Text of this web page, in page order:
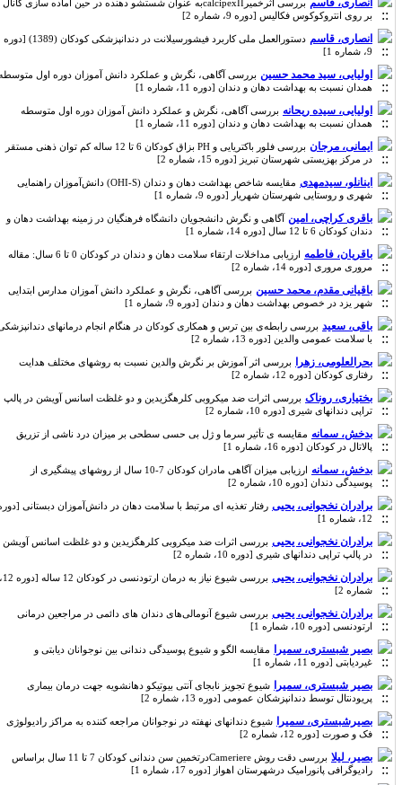
انصاری، قاسم
بررسی اثرخمیرcalcipexIIبه عنوان شستشو دهنده در حین آماده سازی کانال
بر روی انتروکوکوس فکالیس [دوره 9، شماره 2]
انصاری، قاسم
دستورالعمل ملی کاربرد فیشورسیلانت در دندانپزشکی کودکان (1389) [دوره
9، شماره 1]
اولیایی، سید محمد حسین بررسی آگاهی، نگرش و عملکرد دانش آموزان دوره اول متوسطه
همدان نسبت به بهداشت دهان و دندان [دوره 11، شماره 1]
اولیایی، سیده ریحانه بررسی آگاهی، نگرش و عملکرد دانش آموزان دوره اول متوسطه
همدان نسبت به بهداشت دهان و دندان [دوره 11، شماره 1]
ایمانی، مرجان
بررسی فلور باکتریایی و PH بزاق کودکان 6 تا 12 ساله کم توان ذهنی مستقر
در مرکز بهزیستی شهرستان تبریز [دوره 15، شماره 2]
اینانلو، سیدمهدی
مقایسه شاخص بهداشت دهان و دندان (OHI-S) دانش‌آموزان راهنمایی
شهری و روستایی شهرستان شهریار [دوره 9، شماره 1]
باقری کراچی، امین آگاهی و نگرش دانشجویان دانشگاه فرهنگیان در زمینه بهداشت دهان و
دندان کودکان 6 تا 12 سال [دوره 14، شماره 1]
باقریان، فاطمه
ارزیابی مداخلات ارتقاء سلامت دهان و دندان در کودکان 0 تا 6 سال: مقاله
مروری مروری [دوره 14، شماره 2]
باقیانی مقدم، محمد حسین بررسی آگاهی، نگرش و عملکرد دانش آموزان مدارس ابتدایی
شهر یزد در خصوص بهداشت دهان و دندان [دوره 9، شماره 1]
باقی، سعید بررسی رابطه‌ی بین ترس و همکاری کودکان در هنگام انجام درمانهای دندانپزشکی
با سلامت عمومی والدین [دوره 13، شماره 2]
بحرالعلومی، زهرا بررسی اثر آموزش بر نگرش والدین نسبت به روشهای مختلف هدایت
رفتاری کودکان [دوره 12، شماره 2]
بختیاری، روناک بررسی اثرات ضد میکروبی کلرهگزیدین و دو غلظت اسانس آویشن در پالپ
تراپی دندانهای شیری [دوره 10، شماره 2]
بدخش، سمانه مقایسه ی تأثیر سرما و ژل بی حسی سطحی بر میزان درد ناشی از تزریق
پالاتال در کودکان [دوره 16، شماره 1]
بدخش، سمانه
ارزیابی میزان آگاهی مادران کودکان 7-10 سال از روشهای پیشگیری از
پوسیدگی دندان [دوره 10، شماره 2]
برادران نخجوانی، یحیی رفتار تغذیه ای مرتبط با سلامت دهان در دانش‌آموزان دبستانی [دوره
12، شماره 1]
برادران نخجوانی، یحیی بررسی اثرات ضد میکروبی کلرهگزیدین و دو غلظت اسانس آویشن
در پالپ تراپی دندانهای شیری [دوره 10، شماره 2]
برادران نخجوانی، یحیی
بررسی شیوع نیاز به درمان ارتودنسی در کودکان 12 ساله [دوره 12،
شماره 2]
برادران نخجوانی، یحیی بررسی شیوع آنومالی‌های دندان های دائمی در مراجعین درمانی
ارتودنسی [دوره 10، شماره 1]
بصیر شبستری، سمیرا مقایسه الگو و شیوع پوسیدگی دندانی بین نوجوانان دیابتی و
غیردیابتی [دوره 11، شماره 1]
بصیر شبستری، سمیرا شیوع تجویز نابجای آنتی بیوتیکو دهانشویه جهت درمان بیماری
پریودنتال توسط دندانپزشکان عمومی [دوره 13، شماره 2]
بصیرشبستری، سمیرا شیوع دندانهای نهفته در نوجوانان مراجعه کننده به مراکز رادیولوژی
فک و صورت [دوره 12، شماره 2]
بصیر، لیلا
بررسی دقت روش Cameriereدرتخمین سن دندانی کودکان 7 تا 11 سال براساس
رادیوگرافی پانورامیک درشهرستان اهواز [دوره 17، شماره 1]